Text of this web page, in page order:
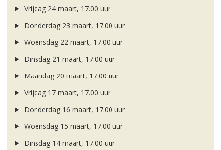
Vrijdag 24 maart, 17.00 uur
Donderdag 23 maart, 17.00 uur
Woensdag 22 maart, 17.00 uur
Dinsdag 21 maart, 17.00 uur
Maandag 20 maart, 17.00 uur
Vrijdag 17 maart, 17.00 uur
Donderdag 16 maart, 17.00 uur
Woensdag 15 maart, 17.00 uur
Dinsdag 14 maart, 17.00 uur